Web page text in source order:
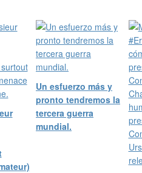
Un esfuerzo más y
pronto tendremos la
tercera guerra
mundial.